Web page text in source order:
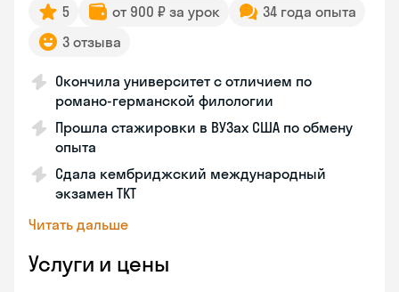
5 от 900 ₽ за урок
34 года опыта
3 отзыва
Окончила университет с отличием по
романо-германской филологии
Прошла стажировки в ВУЗах США по обмену
опыта
Сдала кембриджский международный
экзамен TKT
Читать дальше
Услуги и цены